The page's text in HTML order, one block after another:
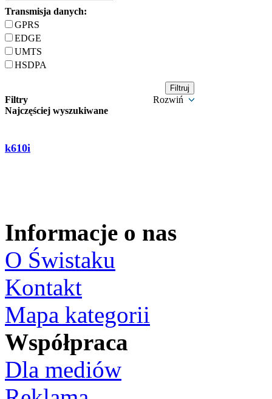
Transmisja danych:
GPRS
EDGE
UMTS
HSDPA
Filtry
Rozwiń
Najczęściej wyszukiwane
k610i
Informacje o nas
O Świstaku
Kontakt
Mapa kategorii
Współpraca
Dla mediów